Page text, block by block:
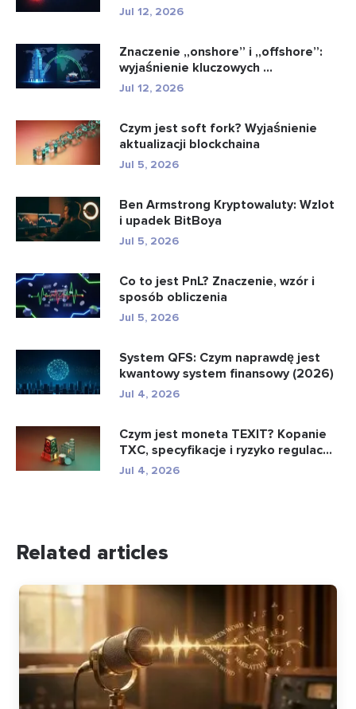
Jul 12, 2026
Znaczenie „onshore” i „offshore”:
wyjaśnienie kluczowych ...
Jul 12, 2026
Czym jest soft fork? Wyjaśnienie
aktualizacji blockchaina
Jul 5, 2026
Ben Armstrong Kryptowaluty: Wzlot
i upadek BitBoya
Jul 5, 2026
Co to jest PnL? Znaczenie, wzór i
sposób obliczenia
Jul 5, 2026
System QFS: Czym naprawdę jest
kwantowy system finansowy (2026)
Jul 4, 2026
Czym jest moneta TEXIT? Kopanie
TXC, specyfikacje i ryzyko regulac...
Jul 4, 2026
Related articles